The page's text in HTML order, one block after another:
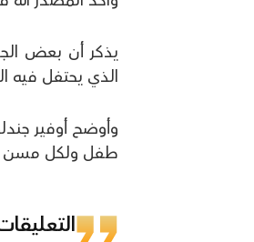
يذكر أن بعض
الذي يحتفل فيه
طفل ولكل مسن